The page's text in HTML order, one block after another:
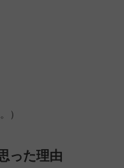
）
った理由